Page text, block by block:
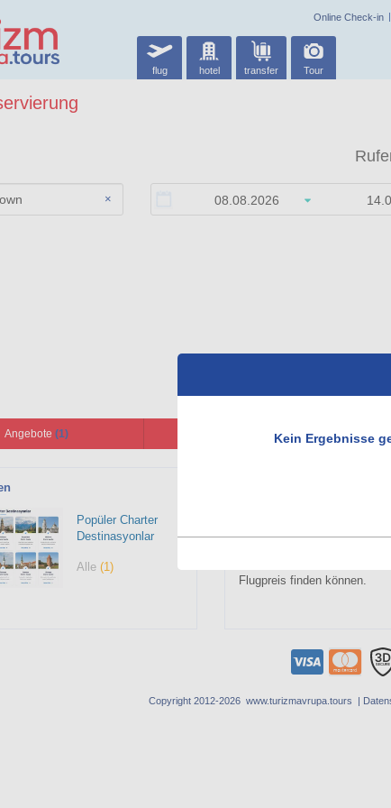
Online Check-in
flug hotel transfer Tour
×
Angebote(1) Bestimme Den Preis
Popüler Charter
Destinasyonlar
Alle(1)
Flugpreis finden können.
Copyright 2012-2026 www.turizmavrupa.tours |
Kein Ergebnisse